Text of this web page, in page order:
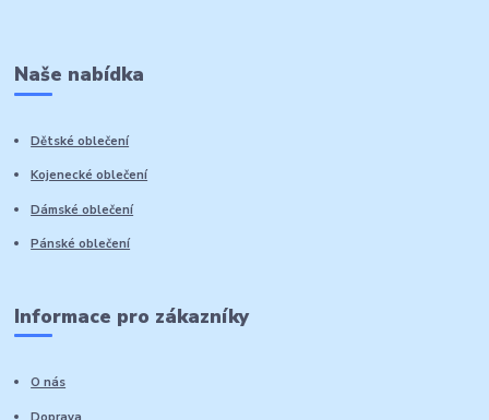
Naše nabídka
Dětské oblečení
Kojenecké oblečení
Dámské oblečení
Pánské oblečení
Informace pro zákazníky
O nás